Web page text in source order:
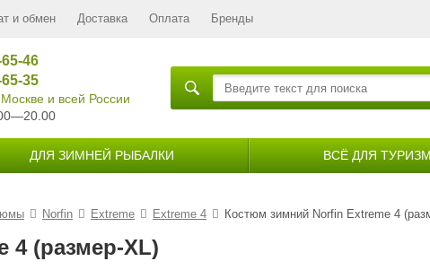
и обмен Доставка Оплата Бренды
46
35
и всей России
ДЛЯ ЗИМНЕЙ РЫБАЛКИ ВСЁ ДЛЯ
Norfin Extreme Extreme 4 Костюм зимний Norfin Extreme 4
4 (размер-XL)